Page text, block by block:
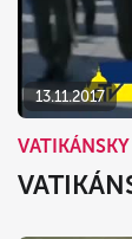
13.11.2017